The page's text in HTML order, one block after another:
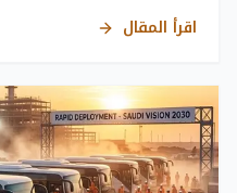
اقرأ المقال